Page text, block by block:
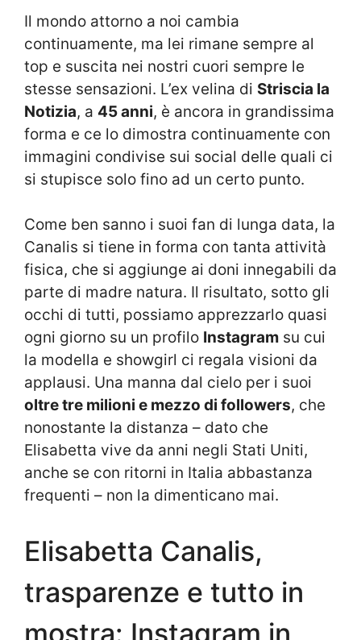
Il mondo attorno a noi cambia
continuamente, ma lei rimane sempre al
top e suscita nei nostri cuori sempre le
stesse sensazioni. L’ex velina di Striscia la
Notizia, a 45 anni, è ancora in grandissima
forma e ce lo dimostra continuamente con
immagini condivise sui social delle quali ci
si stupisce solo fino ad un certo punto.
Come ben sanno i suoi fan di lunga data, la
Canalis si tiene in forma con tanta attività
fisica, che si aggiunge ai doni innegabili da
parte di madre natura. Il risultato, sotto gli
occhi di tutti, possiamo apprezzarlo quasi
ogni giorno su un profilo Instagram su cui
la modella e showgirl ci regala visioni da
applausi. Una manna dal cielo per i suoi
oltre tre milioni e mezzo di followers, che
nonostante la distanza – dato che
Elisabetta vive da anni negli Stati Uniti,
anche se con ritorni in Italia abbastanza
frequenti – non la dimenticano mai.
Elisabetta Canalis,
trasparenze e tutto in
mostra: Instagram in